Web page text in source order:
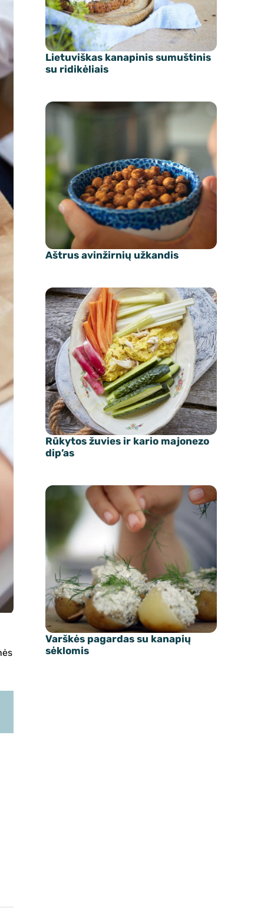
Lietuviškas kanapinis sumuštinis
su ridikėliais
Aštrus avinžirnių užkandis
Rūkytos žuvies ir kario majonezo
dip’as
Varškės pagardas su kanapių
sėklomis